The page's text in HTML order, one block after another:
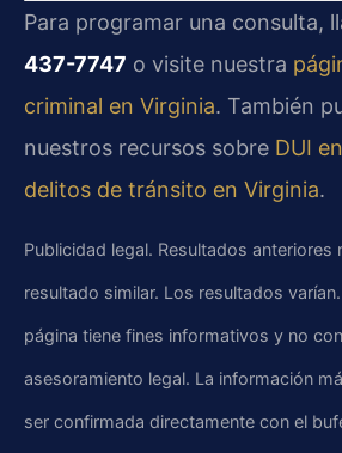
Para programar una consulta,
437-7747 o visite nuestra
criminal en Virginia. También
nuestros recursos sobre DUI
delitos de tránsito en Virginia.
Publicidad legal. Resultados anteriores
resultado similar. Los resultados
página tiene fines informativos y no
asesoramiento legal. La información
ser confirmada directamente con el